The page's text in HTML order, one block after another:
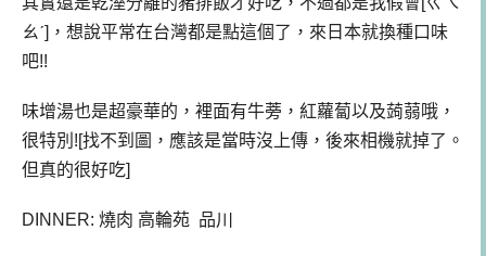
ㄠˊ]，想說平常在台灣都是點這個了，來日本就換種口味
吧!!
味增湯也是超豪華的，裡面有牛蒡，紅蘿蔔以及蒟蒻哦，
很特別![找不到圖，應該是當時沒上傳，後來相機就掉了。
但真的很好吃]
DINNER: 燒肉 高輪苑 品川